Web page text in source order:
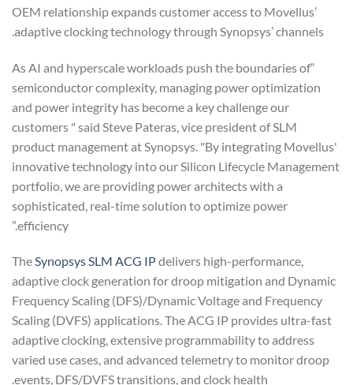
OEM relationship expands customer access to Movellus’
adaptive clocking technology through Synopsys’ channels.
“As AI and hyperscale workloads push the boundaries of
semiconductor complexity, managing power optimization
and power integrity has become a key challenge our
customers " said Steve Pateras, vice president of SLM
product management at Synopsys. "By integrating Movellus'
innovative technology into our Silicon Lifecycle Management
portfolio, we are providing power architects with a
sophisticated, real-time solution to optimize power
efficiency.”
TheSynopsys SLM ACG IPdelivers high-performance,
adaptive clock generation for droop mitigation and Dynamic
Frequency Scaling (DFS)/Dynamic Voltage and Frequency
Scaling (DVFS) applications. The ACG IP provides ultra-fast
adaptive clocking, extensive programmability to address
varied use cases, and advanced telemetry to monitor droop
events, DFS/DVFS transitions, and clock health.